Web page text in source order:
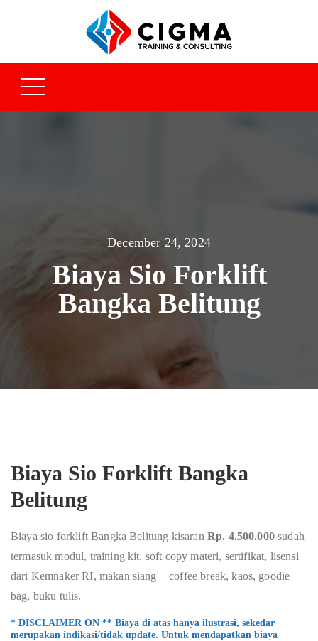
December 24, 2024
Biaya Sio Forklift
Bangka Belitung
Biaya Sio Forklift Bangka
Belitung
Biaya sio forklift Bangka Belitung kisaran Rp. 4.500.000sudah
termasuk modul, training kit, soft copy materi, sertifikat, lisensi
dari Kemnaker RI, makan siang + coffee break, kaos, goodie
bag, buku tulis.
* DISCLAIMER ON ** Biaya di atas hanya ilustrasi, sekedar
merupakan indikasi/tidak update. Untuk mendapatkan biaya